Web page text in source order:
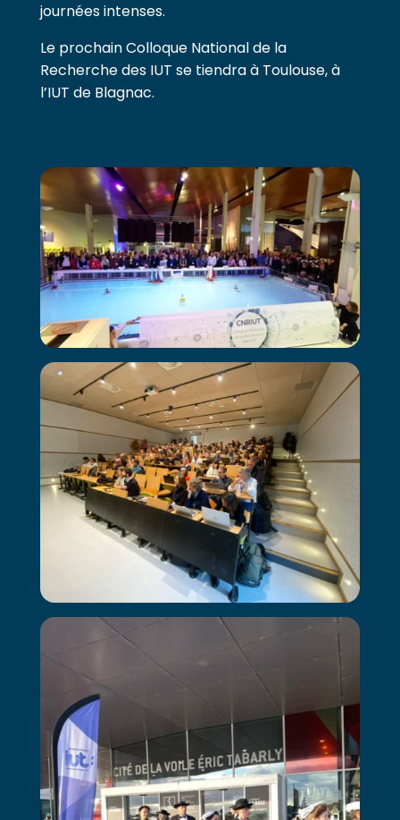
journées intenses.
Le prochain Colloque National de la
Recherche des IUT se tiendra à Toulouse, à
l’IUT de Blagnac.